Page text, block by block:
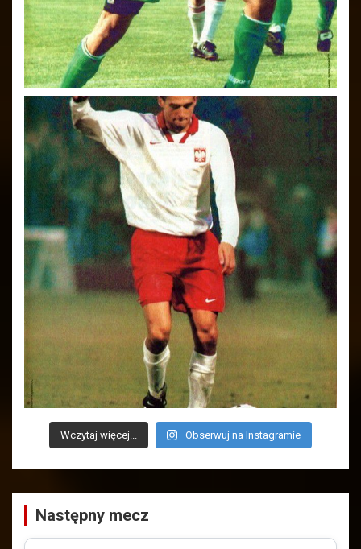
Wczytaj więcej... Obserwuj na Instagramie
Następny mecz